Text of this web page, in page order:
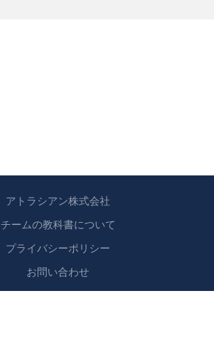
アトラシアン株式会社
チームの教科書について
プライバシーポリシー
お問い合わせ